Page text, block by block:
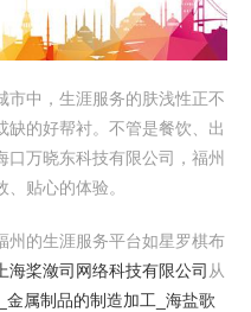
市中，生涯服务的肤浅性正不
缺的好帮衬。不管是餐饮、出
万晓东科技有限公司，福州
贴心的体验。
州的生涯服务平台如星罗棋布
上海桨潋司网络科技有限公司 从
金属制品的制造加工_海盐歌